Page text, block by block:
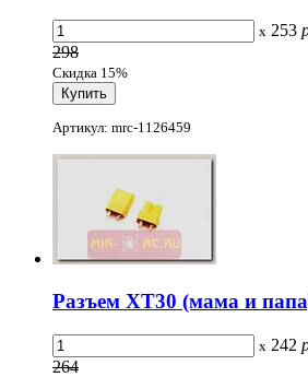
x 253
298
Скидка 15%
Артикул: mrc-1126459
Разъем XT30 (мама и
x 242
264